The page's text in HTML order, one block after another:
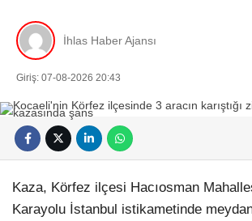
İhlas Haber Ajansı
Giriş: 07-08-2026 20:43
Kaza, Körfez ilçesi Hacıosman
Karayolu İstanbul istikametinde